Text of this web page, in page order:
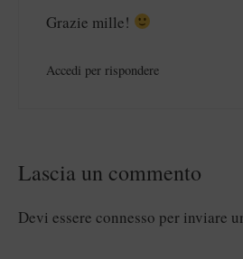
Grazie mille!
Accedi per rispondere
Lascia un commento
Devi essere connesso per inviare